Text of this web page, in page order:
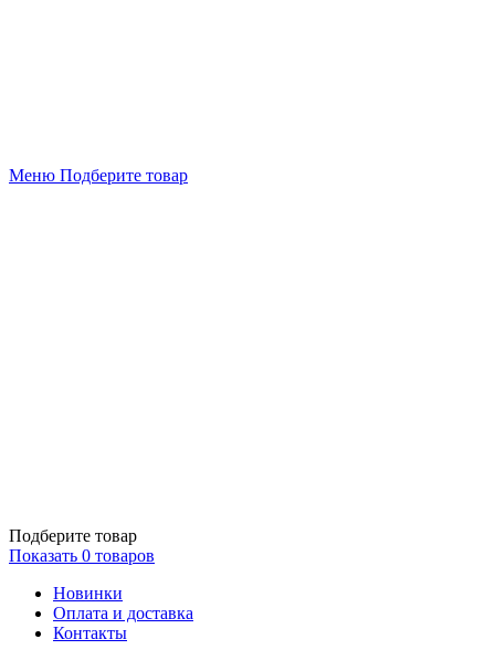
Меню Подберите товар
Подберите товар
Показать 0 товаров
Новинки
Оплата и доставка
Контакты